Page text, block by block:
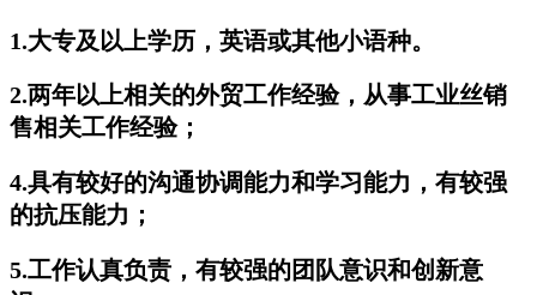
1.大专及以上学历，英语或其他小语种。
2.两年以上相关的外贸工作经验，从事工业丝销
售相关工作经验；
4.具有较好的沟通协调能力和学习能力，有较强
的抗压能力；
5.工作认真负责，有较强的团队意识和创新意